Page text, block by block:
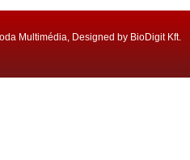
Multimédia, Designed by BioDigit Kft.